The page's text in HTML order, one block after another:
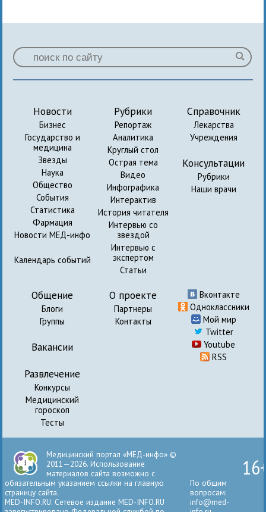
Новости
Бизнес
Государство и
медицина
Звезды
Наука
Общество
События
Статистика
Фармация
Новости МЕД-инфо
Календарь событий
Рубрики
Репортаж
Аналитика
Круглый стол
Острая тема
Видео
Инфографика
Интерактив
История читателя
Интервью со
звездой
Интервью с
экспертом
Статьи
Справочник
Лекарства
Учреждения
Консультации
Рубрики
Наши врачи
Общение
Блоги
Группы
Вакансии
Развлечение
Конкурсы
Медицинский
гороскоп
Тесты
О проекте
Партнеры
Контакты
Вконтакте
Одноклассники
Мой мир
Twitter
Youtube
RSS
Медицинский портал «МЕД-инфо» ©
2011—2026. Использование
материалов сайта возможно с
обязательным указанием ссылки на главную
страницу сайта.
MED-INFO.RU. Сетевое издание MED-INFO.RU
По общим
вопросам:
info@med-